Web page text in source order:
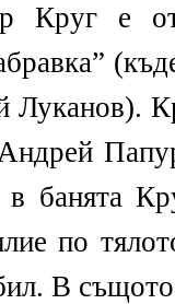
Круг е
Луканов).
банята
по
В